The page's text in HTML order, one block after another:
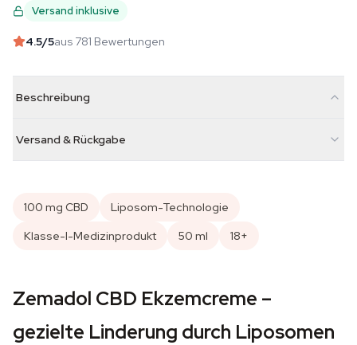
Versand inklusive
4.5/5aus 781 Bewertungen
Beschreibung
Versand & Rückgabe
100 mg CBD
Liposom-Technologie
Klasse-I-Medizinprodukt
50 ml 18+
Zemadol CBD Ekzemcreme –
gezielte Linderung durch Liposomen